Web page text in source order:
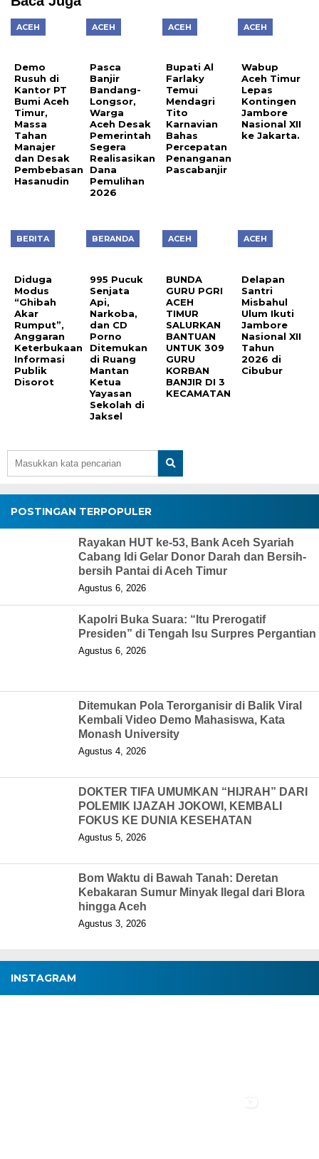
ACEH
Demo
Rusuh di
Kantor PT
Bumi Aceh
Timur,
Massa
Tahan
Manajer
dan Desak
Pembebasan
Hasanudin
ACEH
Pasca
Banjir
Bandang-
Longsor,
Warga
Aceh Desak
Pemerintah
Segera
Realisasikan
Dana
Pemulihan
2026
ACEH
Bupati Al
Farlaky
Temui
Mendagri
Tito
Karnavian
Bahas
Percepatan
Penanganan
Pascabanjir
ACEH
Wabup
Aceh Timur
Lepas
Kontingen
Jambore
Nasional XII
ke Jakarta.
BERITA
Diduga
Modus
“Ghibah
Akar
Rumput”,
Anggaran
Keterbukaan
Informasi
Publik
Disorot
BERANDA
995 Pucuk
Senjata
Api,
Narkoba,
dan CD
Porno
Ditemukan
di Ruang
Mantan
Ketua
Yayasan
Sekolah di
Jaksel
ACEH
BUNDA
GURU PGRI
ACEH
TIMUR
SALURKAN
BANTUAN
UNTUK 309
GURU
KORBAN
BANJIR DI 3
KECAMATAN
ACEH
Delapan
Santri
Misbahul
Ulum Ikuti
Jambore
Nasional XII
Tahun
2026 di
Cibubur
POSTINGAN TERPOPULER
Rayakan HUT ke-53, Bank Aceh Syariah
Cabang Idi Gelar Donor Darah dan Bersih-
bersih Pantai di Aceh Timur
Agustus 6, 2026
Kapolri Buka Suara: “Itu Prerogatif
Presiden” di Tengah Isu Surpres Pergantian
Agustus 6, 2026
Ditemukan Pola Terorganisir di Balik Viral
Kembali Video Demo Mahasiswa, Kata
Monash University
Agustus 4, 2026
DOKTER TIFA UMUMKAN “HIJRAH” DARI
POLEMIK IJAZAH JOKOWI, KEMBALI
FOKUS KE DUNIA KESEHATAN
Agustus 5, 2026
Bom Waktu di Bawah Tanah: Deretan
Kebakaran Sumur Minyak Ilegal dari Blora
hingga Aceh
Agustus 3, 2026
INSTAGRAM